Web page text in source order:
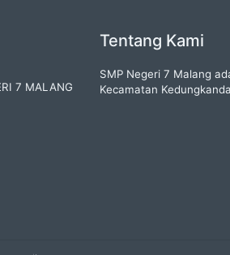
7 MALANG
Tentang Kami
SMP Negeri 7 Malang
Kecamatan